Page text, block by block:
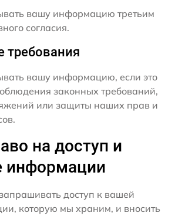
вашу информацию третьим
согласия.
требования
вашу информацию, если это
законных требований,
или защиты наших прав и
на доступ и
информации
доступ к вашей
которую мы храним, и вносить